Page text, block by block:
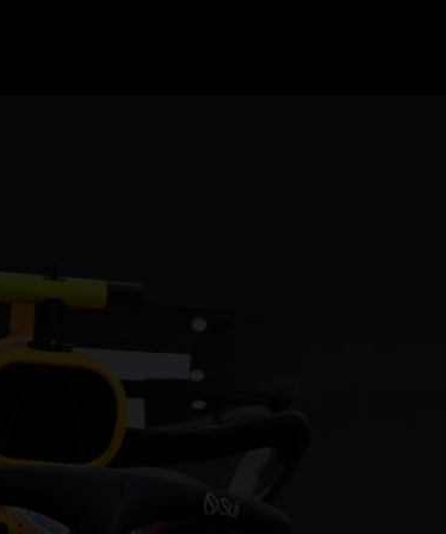
KAMPIOENSCHAP